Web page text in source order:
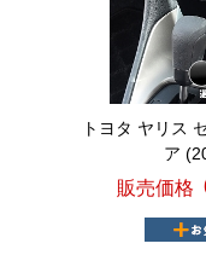
トヨタ ヤリス
ア
販売価格